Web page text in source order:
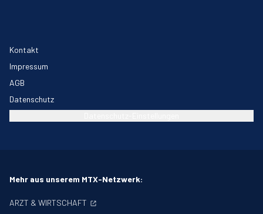
Kontakt
Impressum
AGB
Datenschutz
Mehr aus unserem MTX-Netzwerk:
ARZT & WIRTSCHAFT